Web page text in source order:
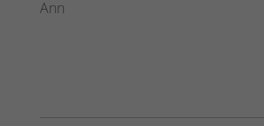
Ann